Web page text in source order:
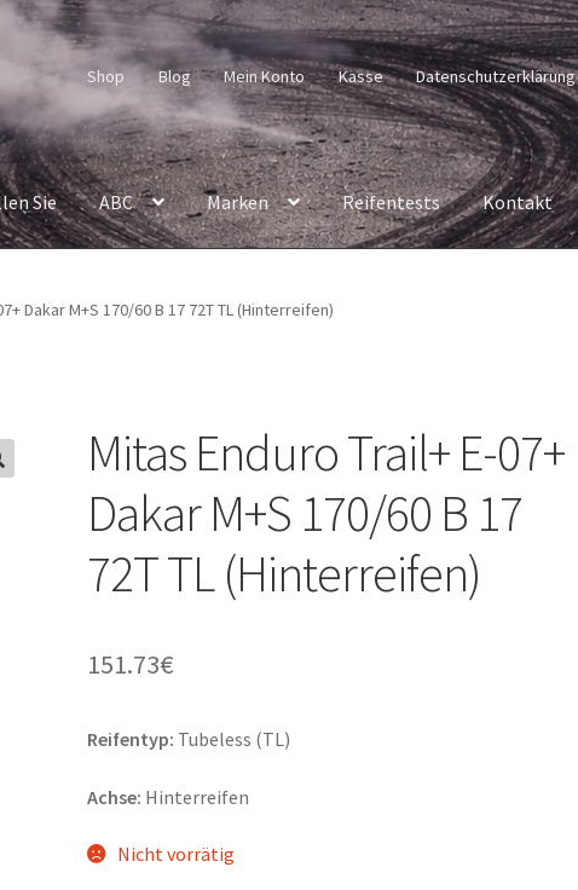
Shop Blog Mein Konto Kasse Datenschutzerklärung
Sie ABC Marken Reifentests Kontakt
Dakar M+S 170/60 B 17 72T TL (Hinterreifen)
Mitas Enduro Trail+ E-07+
Dakar M+S 170/60 B 17
72T TL (Hinterreifen)
151.73€
Reifentyp: Tubeless (TL)
Achse: Hinterreifen
Nicht vorrätig